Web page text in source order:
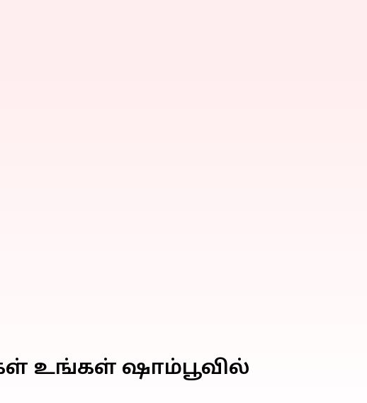
உங்கள் ஷாம்பூவில்